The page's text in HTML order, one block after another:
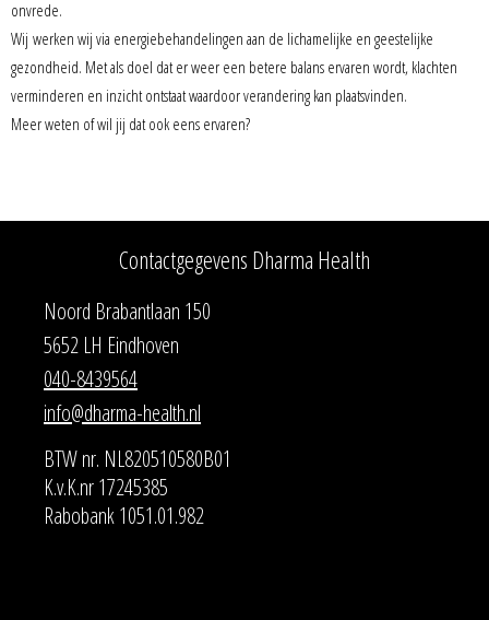
onvrede.
Wij werken wij via energiebehandelingen aan de lichamelijke en geestelijke
gezondheid. Met als doel dat er weer een betere balans ervaren wordt, klachten
verminderen en inzicht ontstaat waardoor verandering kan plaatsvinden.
Meer weten of wil jij dat ook eens ervaren?
Contactgegevens Dharma Health
Noord Brabantlaan 150
5652 LH Eindhoven
040-8439564
info@dharma-health.nl
BTW nr. NL820510580B01
K.v.K.nr 17245385
Rabobank 1051.01.982